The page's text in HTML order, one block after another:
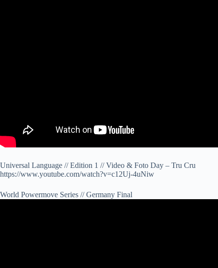
Universal Language // Edition 1 // Video & Foto Day – Tru Cru
https://www.youtube.com/watch?v=c12Uj-4uNiw
World Powermove Series // Germany Final